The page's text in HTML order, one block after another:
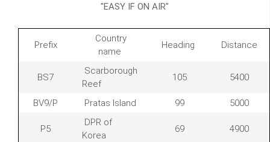
"EASY IF ON AIR"
Prefix
Country
name
Heading Distance
BS7
Scarborough
Reef
105 5400
BV9/P Pratas Island 99 5000
P5
DPR of
Korea
69 4900